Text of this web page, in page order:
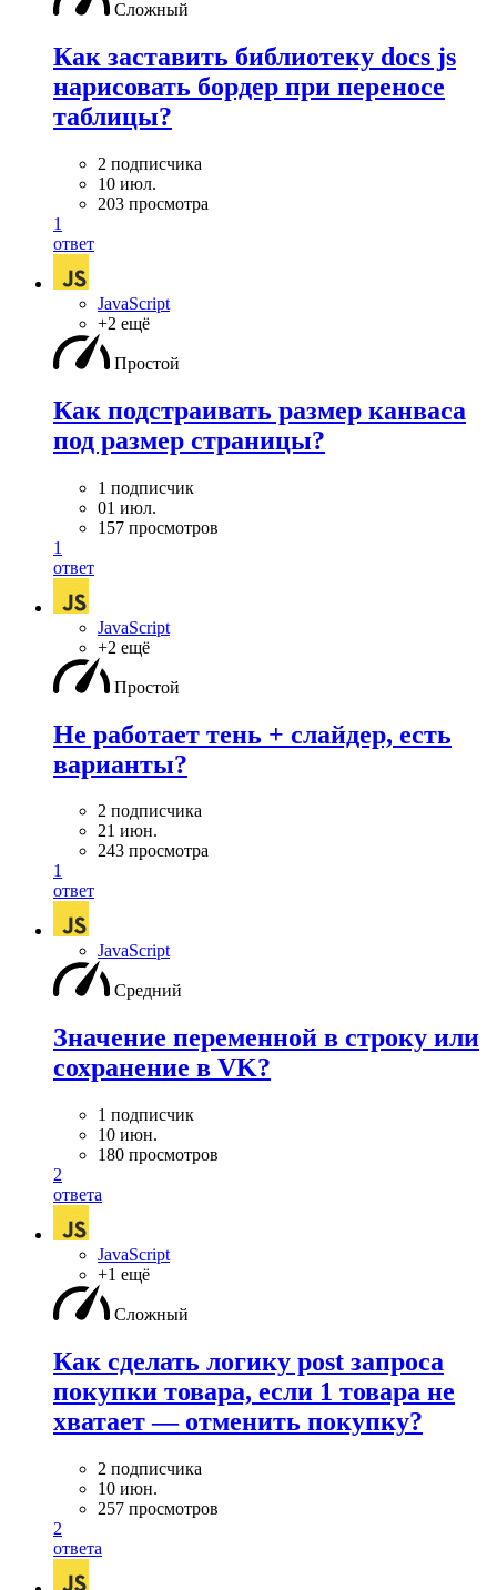
Сложный
Как заставить библиотеку docs js
нарисовать бордер при переносе
таблицы?
2 подписчика
10 июл.
203 просмотра
1
ответ
JavaScript
+2 ещё
Простой
Как подстраивать размер канваса
под размер страницы?
1 подписчик
01 июл.
157 просмотров
1
ответ
JavaScript
+2 ещё
Простой
Не работает тень + слайдер, есть
варианты?
2 подписчика
21 июн.
243 просмотра
1
ответ
JavaScript
Средний
Значение переменной в строку или
сохранение в VK?
1 подписчик
10 июн.
180 просмотров
2
ответа
JavaScript
+1 ещё
Сложный
Как сделать логику post запроса
покупки товара, если 1 товара не
хватает — отменить покупку?
2 подписчика
10 июн.
257 просмотров
2
ответа